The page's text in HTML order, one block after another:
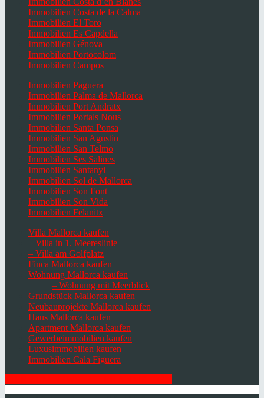
Immobilien Costa de la Calma
Immobilien El Toro
Immobilien Es Capdella
Immobilien Génova
Immobilien Portocolom
Immobilien Campos
Immobilien Paguera
Immobilien Palma de Mallorca
Immobilien Port Andratx
Immobilien Portals Nous
Immobilien Santa Ponsa
Immobilien San Agustin
Immobilien San Telmo
Immobilien Ses Salines
Immobilien Santanyi
Immobilien Sol de Mallorca
Immobilien Son Font
Immobilien Son Vida
Immobilien Felanitx
Villa Mallorca kaufen
– Villa in 1. Meereslinie
– Villa am Golfplatz
Finca Mallorca kaufen
Wohnung Mallorca kaufen
– Wohnung mit Meerblick
Grundstück Mallorca kaufen
Neubauprojekte Mallorca kaufen
Haus Mallorca kaufen
Apartment Mallorca kaufen
Gewerbeimmobilien kaufen
Luxusimmobilien kaufen
Immobilien Cala Figuera